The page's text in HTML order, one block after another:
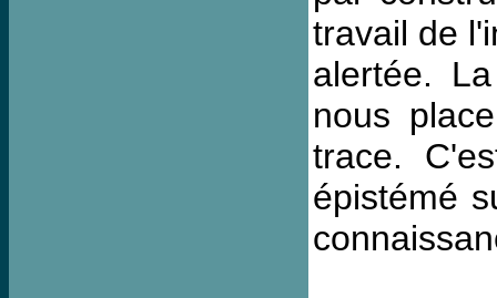
travail de
alertée.
nous
trace.
épistémé